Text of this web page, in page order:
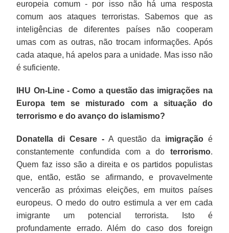
europeia comum - por isso não há uma resposta
comum aos ataques terroristas. Sabemos que as
inteligências de diferentes países não cooperam
umas com as outras, não trocam informações. Após
cada ataque, há apelos para a unidade. Mas isso não
é suficiente.
IHU On-Line - Como a questão das imigrações na
Europa tem se misturado com a situação do
terrorismo e do avanço do islamismo?
Donatella di Cesare -A questão da imigraçãoé
constantemente confundida com a do terrorismo.
Quem faz isso são a direita e os partidos populistas
que, então, estão se afirmando, e provavelmente
vencerão as próximas eleições, em muitos países
europeus. O medo do outro estimula a ver em cada
imigrante um potencial terrorista. Isto é
profundamente errado. Além do caso dos foreign